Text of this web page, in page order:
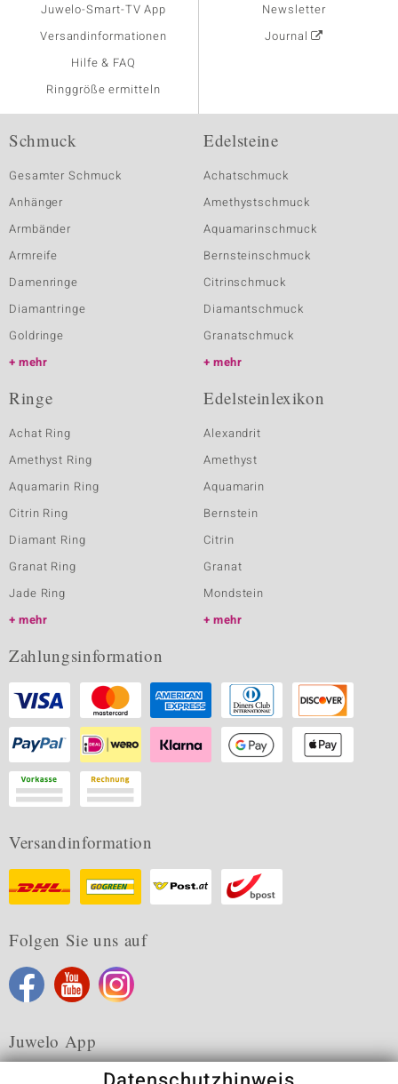
Juwelo-Smart-TV App
Versandinformationen
Hilfe & FAQ
Ringgröße ermitteln
Newsletter
Journal
Schmuck
Gesamter Schmuck
Anhänger
Armbänder
Armreife
Damenringe
Diamantringe
Goldringe
mehr
Edelsteine
Achatschmuck
Amethystschmuck
Aquamarinschmuck
Bernsteinschmuck
Citrinschmuck
Diamantschmuck
Granatschmuck
mehr
Ringe
Achat Ring
Amethyst Ring
Aquamarin Ring
Citrin Ring
Diamant Ring
Granat Ring
Jade Ring
mehr
Edelsteinlexikon
Alexandrit
Amethyst
Aquamarin
Bernstein
Citrin
Granat
Mondstein
mehr
Zahlungsinformation
Versandinformation
Folgen Sie uns auf
Juwelo App